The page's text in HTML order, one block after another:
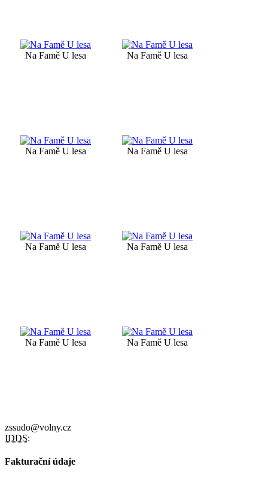
Na Famě U lesa Na Famě U lesa
Na Famě U lesa Na Famě U lesa
Na Famě U lesa Na Famě U lesa
Na Famě U lesa Na Famě U lesa
zssudo@volny.cz
IDDS:
Fakturační údaje